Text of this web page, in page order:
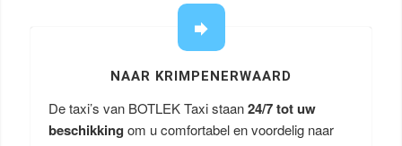
NAAR KRIMPENERWAARD
De taxi’s van BOTLEK Taxi staan24/7 tot uw
beschikking om u comfortabel en voordelig naar